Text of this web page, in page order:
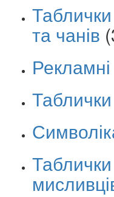
та чанів
Таблички